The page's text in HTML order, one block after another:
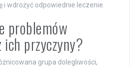
i wdrożyć odpowiednie leczenie.
problemów
przyczyny?
grupa dolegliwości,